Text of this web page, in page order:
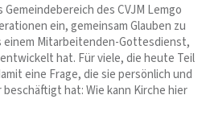
des CVJM Lemgo
ein, gemeinsam Glauben zu
einem Mitarbeitenden-Gottesdienst,
hat. Für viele, die heute Teil
eine Frage, die sie persönlich und
beschäftigt hat: Wie kann Kirche hier